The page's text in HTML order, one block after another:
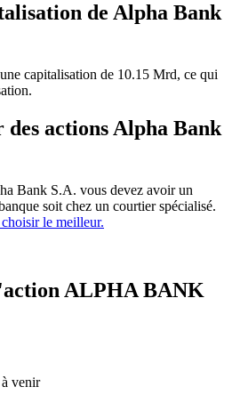
de Alpha Bank
capitalisation de 10.15 Mrd, ce qui
des actions Alpha Bank
Bank S.A. vous devez avoir un
soit chez un courtier spécialisé.
le meilleur.
ALPHA BANK
venir